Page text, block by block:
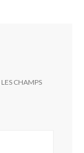
LES CHAMPS